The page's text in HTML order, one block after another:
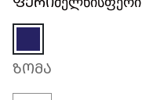
ᲖᲝᲛᲐ